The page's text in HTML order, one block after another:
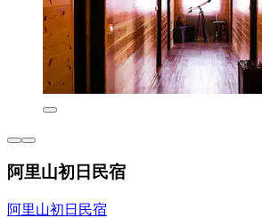
阿里山初日民宿
阿里山初日民宿